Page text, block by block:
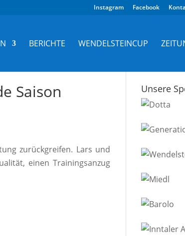
Instagram Facebook
BERICHTE WENDELSTEINCUP
Saison
zurückgreifen. Lars und
einen Trainingsanzug
Unsere